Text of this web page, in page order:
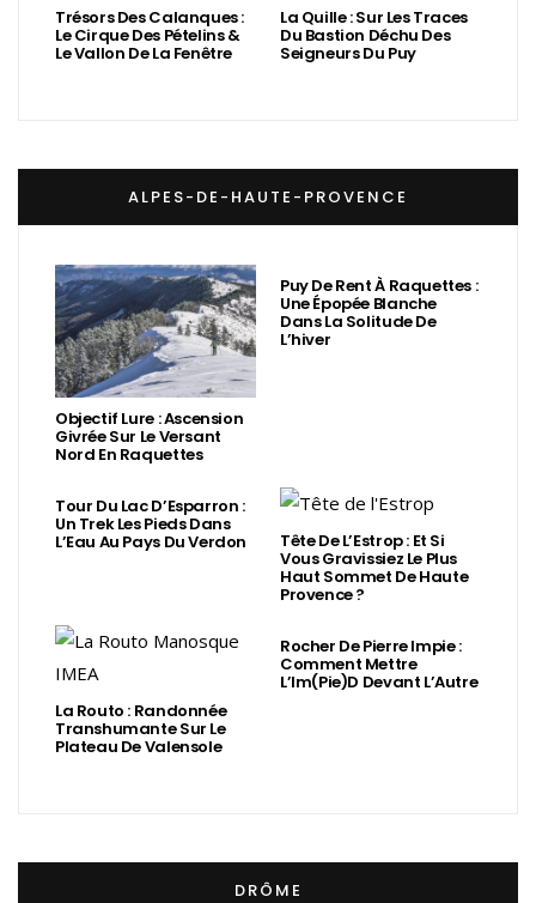
Trésors Des Calanques :
Le Cirque Des Pételins &
Le Vallon De La Fenêtre
La Quille : Sur Les Traces
Du Bastion Déchu Des
Seigneurs Du Puy
ALPES-DE-HAUTE-PROVENCE
Objectif Lure : Ascension
Givrée Sur Le Versant
Nord En Raquettes
Puy De Rent À Raquettes :
Une Épopée Blanche
Dans La Solitude De
L’hiver
Tour Du Lac D’Esparron :
Un Trek Les Pieds Dans
L’Eau Au Pays Du Verdon Tête De L’Estrop : Et Si
Vous Gravissiez Le Plus
Haut Sommet De Haute
Provence ?
La Routo : Randonnée
Transhumante Sur Le
Plateau De Valensole
Rocher De Pierre Impie :
Comment Mettre
L’Im(Pie)d Devant L’Autre
DRÔME